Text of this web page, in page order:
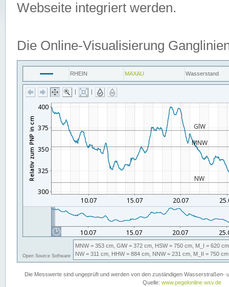
Webseite integriert werden.
Die Online-Visualisierung